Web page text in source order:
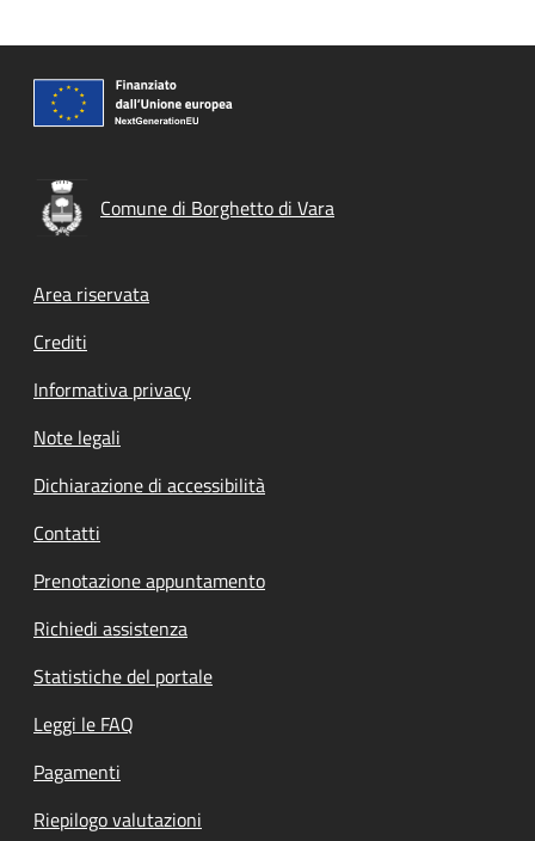
Comune di Borghetto di Vara
Footer menu
Area riservata
Crediti
Informativa privacy
Note legali
Dichiarazione di accessibilità
Contatti
Prenotazione appuntamento
Richiedi assistenza
Statistiche del portale
Leggi le FAQ
Pagamenti
Riepilogo valutazioni